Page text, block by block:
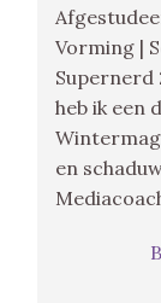
Vorming |
Supernerd
heb ik een
en